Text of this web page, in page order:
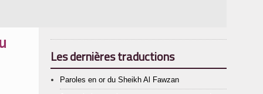
Les dernières traductions
Paroles en or du Sheikh Al Fawzan